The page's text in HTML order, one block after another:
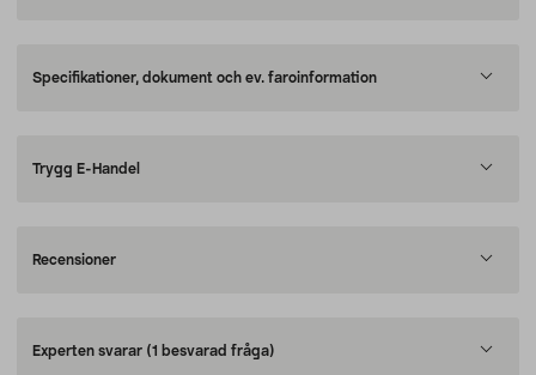
Specifikationer, dokument och ev. faroinformation
Trygg E-Handel
Recensioner
Experten svarar (1 besvarad fråga)